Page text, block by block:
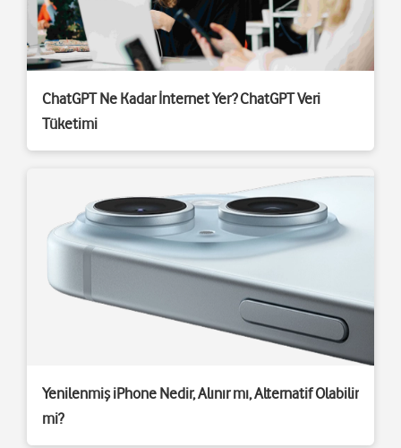
ChatGPT Ne Kadar İnternet Yer? ChatGPT Veri
Tüketimi
Yenilenmiş iPhone Nedir, Alınır mı, Alternatif Olabilir
mi?